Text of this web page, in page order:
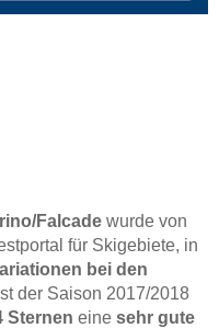
​Falcade wurde von
für Skigebiete, in
bei den
der Saison 2017/2018
Sternen eine sehr gute